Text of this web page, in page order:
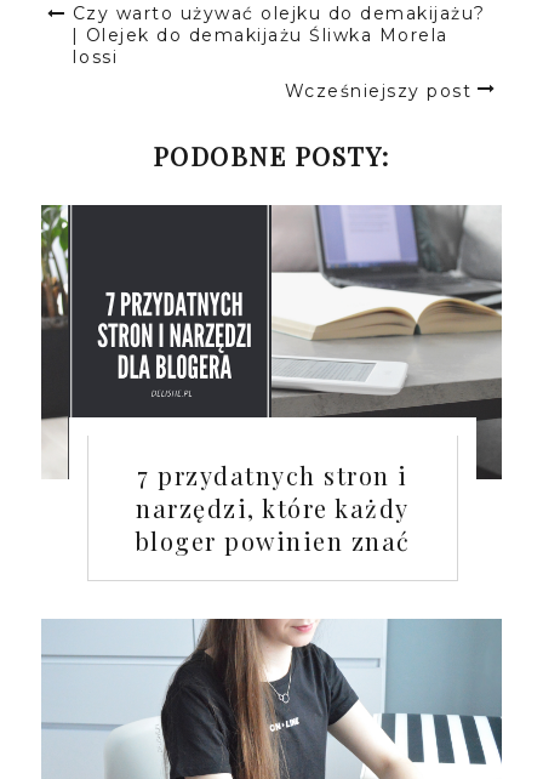
Czy warto używać olejku do demakijażu?
| Olejek do demakijażu Śliwka Morela
Iossi
Wcześniejszy post
PODOBNE POSTY:
7 przydatnych stron i
narzędzi, które każdy
bloger powinien znać